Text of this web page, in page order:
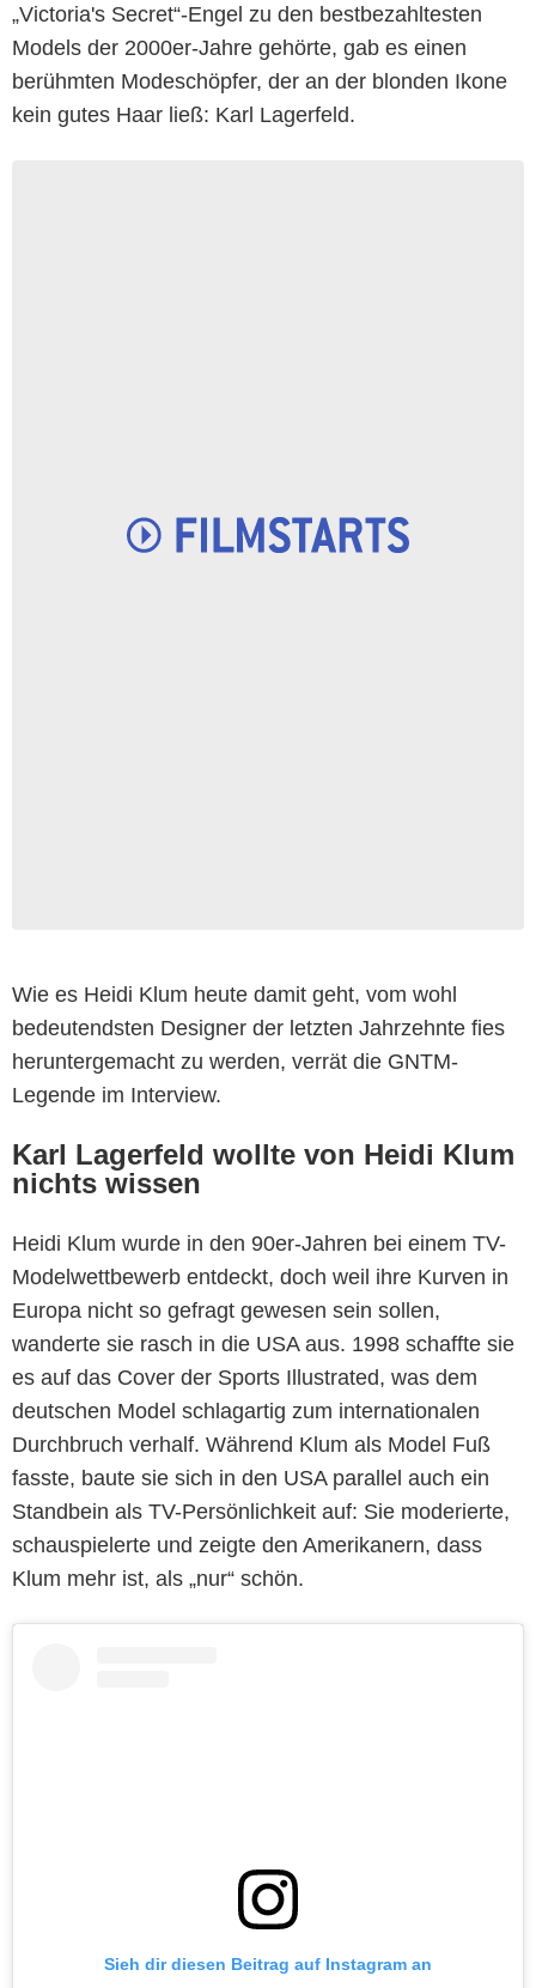
„Victoria's Secret“-Engel zu den bestbezahltesten
Models der 2000er-Jahre gehörte, gab es einen
berühmten Modeschöpfer, der an der blonden Ikone
kein gutes Haar ließ: Karl Lagerfeld.
Wie es Heidi Klum heute damit geht, vom wohl
bedeutendsten Designer der letzten Jahrzehnte fies
heruntergemacht zu werden, verrät die GNTM-
Legende im Interview.
Karl Lagerfeld wollte von Heidi Klum
nichts wissen
Heidi Klum wurde in den 90er-Jahren bei einem TV-
Modelwettbewerb entdeckt, doch weil ihre Kurven in
Europa nicht so gefragt gewesen sein sollen,
wanderte sie rasch in die USA aus. 1998 schaffte sie
es auf das Cover der Sports Illustrated, was dem
deutschen Model schlagartig zum internationalen
Durchbruch verhalf. Während Klum als Model Fuß
fasste, baute sie sich in den USA parallel auch ein
Standbein als TV-Persönlichkeit auf: Sie moderierte,
schauspielerte und zeigte den Amerikanern, dass
Klum mehr ist, als „nur“ schön.
Sieh dir diesen Beitrag auf Instagram an